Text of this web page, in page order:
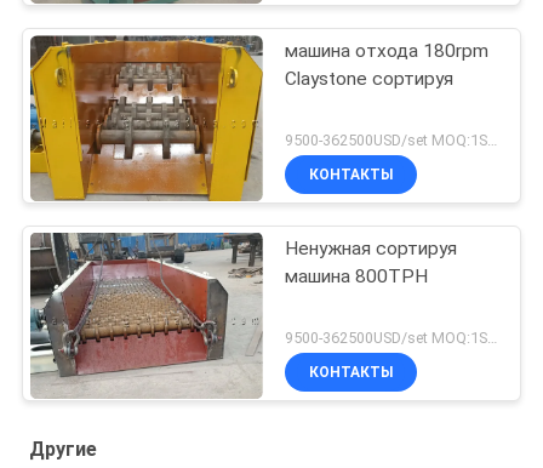
машина отхода 180rpm
Claystone сортируя
9500-362500USD/set MOQ:1SET
КОНТАКТЫ
Ненужная сортируя
машина 800TPH
КОНТАКТЫ
Другие